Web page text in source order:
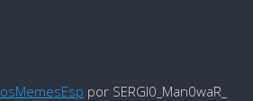
por SERGI0_Man0waR_